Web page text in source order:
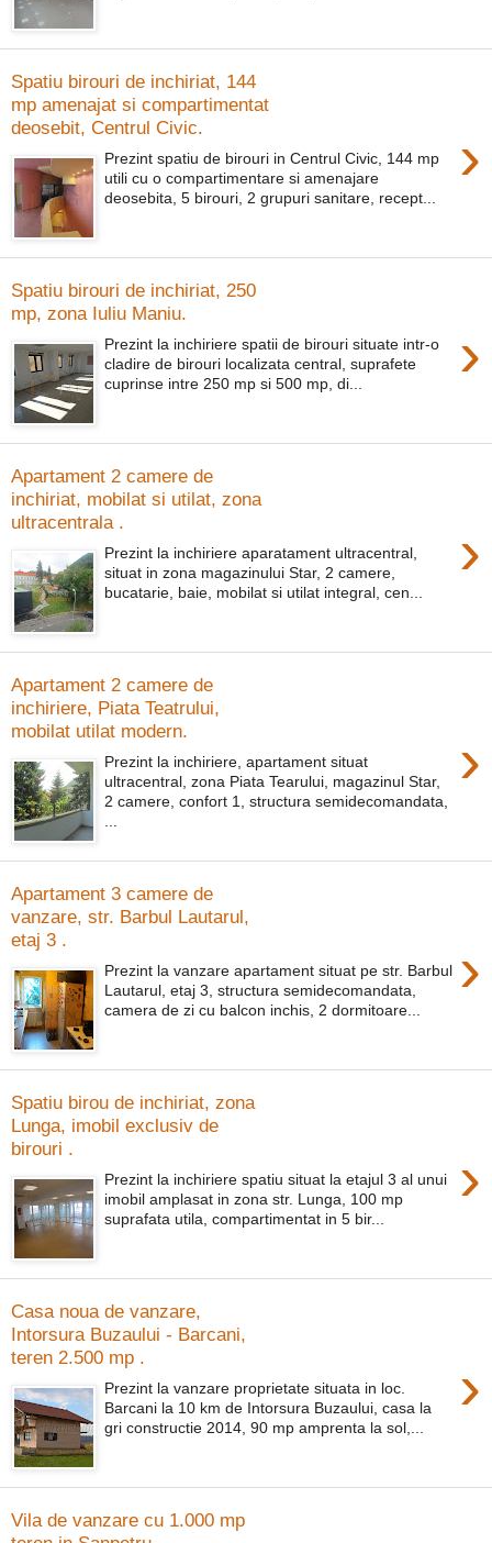
Spatiu birouri de inchiriat, 144
mp amenajat si compartimentat
deosebit, Centrul Civic.
›
Prezint spatiu de birouri in Centrul Civic, 144 mp
utili cu o compartimentare si amenajare
deosebita, 5 birouri, 2 grupuri sanitare, recept...
Spatiu birouri de inchiriat, 250
mp, zona Iuliu Maniu.
›
Prezint la inchiriere spatii de birouri situate intr-o
cladire de birouri localizata central, suprafete
cuprinse intre 250 mp si 500 mp, di...
Apartament 2 camere de
inchiriat, mobilat si utilat, zona
ultracentrala .
›
Prezint la inchiriere aparatament ultracentral,
situat in zona magazinului Star, 2 camere,
bucatarie, baie, mobilat si utilat integral, cen...
Apartament 2 camere de
inchiriere, Piata Teatrului,
mobilat utilat modern.
›
Prezint la inchiriere, apartament situat
ultracentral, zona Piata Tearului, magazinul Star,
2 camere, confort 1, structura semidecomandata,
...
Apartament 3 camere de
vanzare, str. Barbul Lautarul,
etaj 3 .
›
Prezint la vanzare apartament situat pe str. Barbul
Lautarul, etaj 3, structura semidecomandata,
camera de zi cu balcon inchis, 2 dormitoare...
Spatiu birou de inchiriat, zona
Lunga, imobil exclusiv de
birouri .
›
Prezint la inchiriere spatiu situat la etajul 3 al unui
imobil amplasat in zona str. Lunga, 100 mp
suprafata utila, compartimentat in 5 bir...
Casa noua de vanzare,
Intorsura Buzaului - Barcani,
teren 2.500 mp .
›
Prezint la vanzare proprietate situata in loc.
Barcani la 10 km de Intorsura Buzaului, casa la
gri constructie 2014, 90 mp amprenta la sol,...
Vila de vanzare cu 1.000 mp